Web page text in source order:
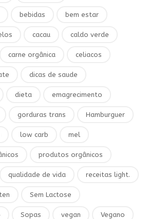
bebidas bem estar
cacau caldo verde
carne orgânica celiacos
dicas de saude
dieta emagrecimento
gorduras trans Hamburguer
low carb mel
produtos orgânicos
qualidade de vida receitas light.
Sem Lactose
Sopas vegan Vegano